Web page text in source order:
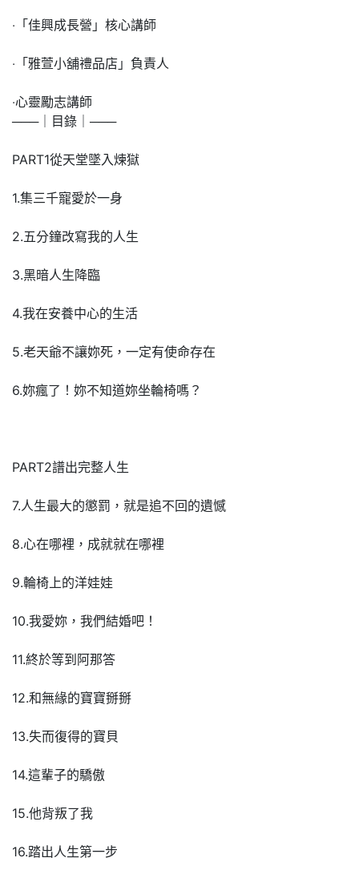
‧「佳興成長營」核心講師
‧「雅萱小舖禮品店」負責人
‧心靈勵志講師
───｜目錄｜───
PART1從天堂墜入煉獄
1.集三千寵愛於一身
2.五分鐘改寫我的人生
3.黑暗人生降臨
4.我在安養中心的生活
5.老天爺不讓妳死，一定有使命存在
6.妳瘋了！妳不知道妳坐輪椅嗎？
PART2譜出完整人生
7.人生最大的懲罰，就是追不回的遺憾
8.心在哪裡，成就就在哪裡
9.輪椅上的洋娃娃
10.我愛妳，我們結婚吧！
11.終於等到阿那答
12.和無緣的寶寶掰掰
13.失而復得的寶貝
14.這輩子的驕傲
15.他背叛了我
16.踏出人生第一步